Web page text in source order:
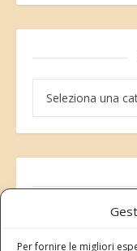
Per fornire le migliori